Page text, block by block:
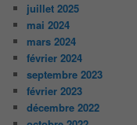
juillet 2025
mai 2024
mars 2024
février 2024
septembre 2023
février 2023
décembre 2022